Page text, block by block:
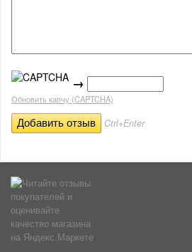
→
Обновить капчу (CAPTCHA)
Ctrl+Enter